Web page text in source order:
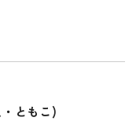
ともこ)